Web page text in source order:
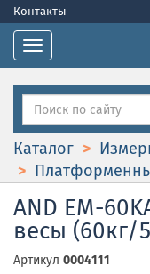
Контакты
Toggle navigation
Каталог
AND EM-
весы (60кг/
Артикул 0004111